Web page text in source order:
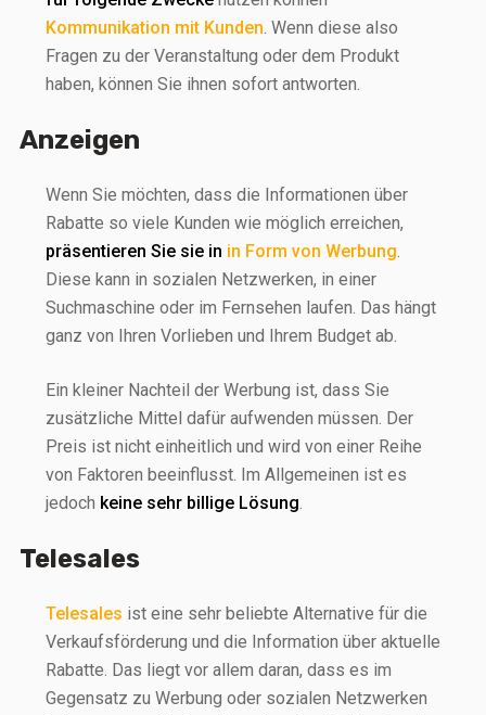
Kommunikation mit Kunden. Wenn diese also
Fragen zu der Veranstaltung oder dem Produkt
haben, können Sie ihnen sofort antworten.
Anzeigen
Wenn Sie möchten, dass die Informationen über
Rabatte so viele Kunden wie möglich erreichen,
präsentieren Sie sie in in Form von Werbung.
Diese kann in sozialen Netzwerken, in einer
Suchmaschine oder im Fernsehen laufen. Das hängt
ganz von Ihren Vorlieben und Ihrem Budget ab.
Ein kleiner Nachteil der Werbung ist, dass Sie
zusätzliche Mittel dafür aufwenden müssen. Der
Preis ist nicht einheitlich und wird von einer Reihe
von Faktoren beeinflusst. Im Allgemeinen ist es
jedoch keine sehr billige Lösung.
Telesales
Telesales ist eine sehr beliebte Alternative für die
Verkaufsförderung und die Information über aktuelle
Rabatte. Das liegt vor allem daran, dass es im
Gegensatz zu Werbung oder sozialen Netzwerken